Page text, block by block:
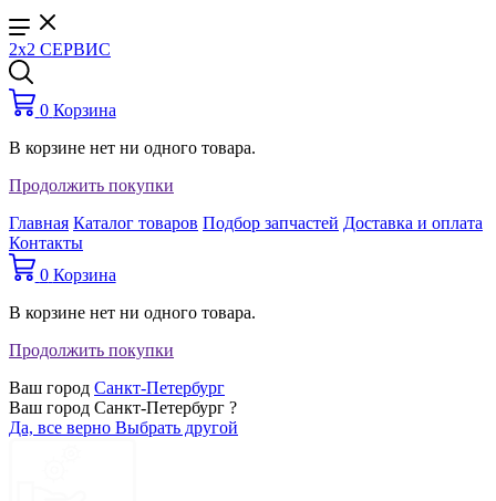
2x2 СЕРВИС
0 Корзина
В корзине нет ни одного товара.
Продолжить покупки
Главная Каталог товаров Подбор запчастей Доставка и оплата
Контакты
0 Корзина
В корзине нет ни одного товара.
Продолжить покупки
Ваш город Санкт-Петербург
Ваш город Санкт-Петербург ?
Да, все верно Выбрать другой